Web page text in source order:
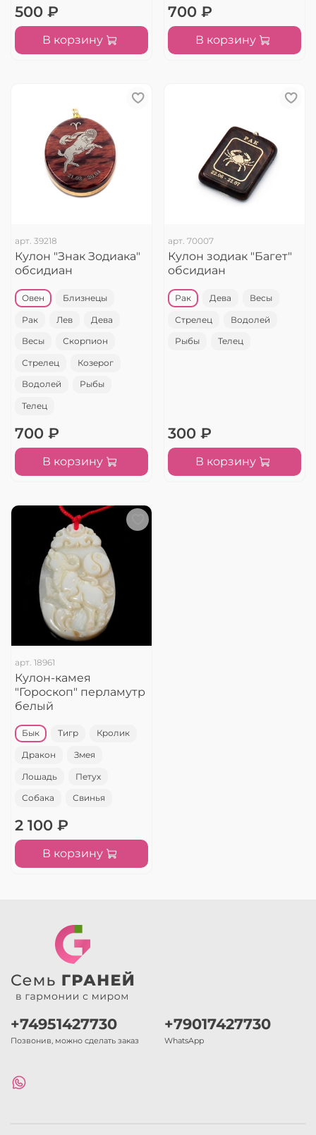
500 ₽
В корзину
700 ₽
В корзину
арт. 39218
Кулон "Знак Зодиака"
обсидиан
Овен Близнецы
Рак Лев Дева
Весы Скорпион
Стрелец Козерог
Водолей Рыбы
Телец
700 ₽
В корзину
арт. 70007
Кулон зодиак "Багет"
обсидиан
Рак Дева Весы
Стрелец Водолей
Рыбы Телец
300 ₽
В корзину
арт. 18961
Кулон-камея
"Гороскоп" перламутр
белый
Бык Тигр Кролик
Дракон Змея
Лошадь Петух
Собака Свинья
2 100 ₽
В корзину
+74951427730
Позвонив, можно сделать заказ
+79017427730
WhatsApp